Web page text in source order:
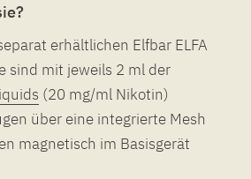
erhältlichen Elfbar ELFA
sind mit jeweils 2 ml der
(20 mg/ml Nikotin)
über eine integrierte Mesh
magnetisch im Basisgerät